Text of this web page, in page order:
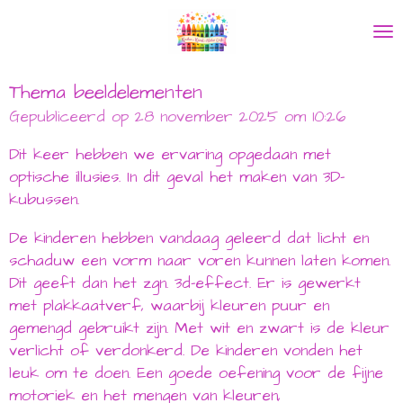
de
hoofdinhoud
Thema beeldelementen
Gepubliceerd op 28 november 2025 om 10:26
Dit keer hebben we ervaring opgedaan met
optische illusies. In dit geval het maken van 3D-
kubussen.
De kinderen hebben vandaag geleerd dat licht en
schaduw een vorm naar voren kunnen laten komen.
Dit geeft dan het zgn. 3d-effect. Er is gewerkt
met plakkaatverf, waarbij kleuren puur en
gemengd gebruikt zijn. Met wit en zwart is de kleur
verlicht of verdonkerd. De kinderen vonden het
leuk om te doen. Een goede oefening voor de fijne
motoriek en het mengen van kleuren,